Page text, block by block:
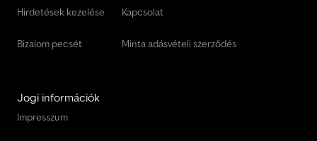
Hirdetések kezelése
Bizalom pecsét
Kapcsolat
Minta adásvételi szerződés
Jogi információk
Impresszum